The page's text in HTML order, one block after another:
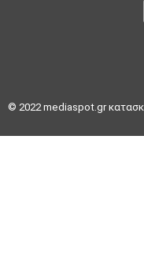
© 2022 mediaspot.gr